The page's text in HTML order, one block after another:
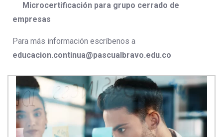
Microcertificación para grupo cerrado de
empresas
Para más información escríbenos a
educacion.continua@pascualbravo.edu.co